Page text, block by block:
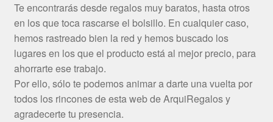
Te encontrarás desde regalos muy baratos, hasta otros
en los que toca rascarse el bolsillo. En cualquier caso,
hemos rastreado bien la red y hemos buscado los
lugares en los que el producto está al mejor precio, para
ahorrarte ese trabajo.
Por ello, sólo te podemos animar a darte una vuelta por
todos los rincones de esta web de ArquiRegalos y
agradecerte tu presencia.